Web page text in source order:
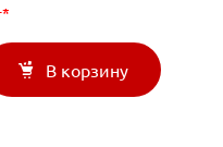
В корзину